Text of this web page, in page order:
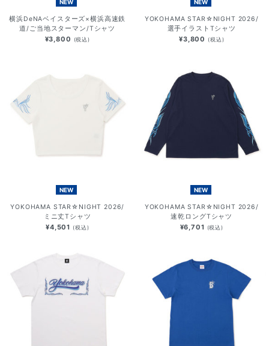
NEW
横浜DeNAベイスターズ×横浜高速鉄
道/ご当地スターマン/Tシャツ
¥3,800 (税込)
NEW
YOKOHAMA STAR☆NIGHT 2026/
選手イラストTシャツ
¥3,800 (税込)
NEW
YOKOHAMA STAR☆NIGHT 2026/
ミニ丈Tシャツ
¥4,501 (税込)
NEW
YOKOHAMA STAR☆NIGHT 2026/
速乾ロングTシャツ
¥6,701 (税込)